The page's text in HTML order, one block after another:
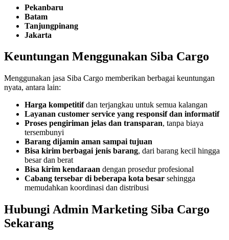
Pekanbaru
Batam
Tanjungpinang
Jakarta
Keuntungan Menggunakan Siba Cargo
Menggunakan jasa Siba Cargo memberikan berbagai keuntungan
nyata, antara lain:
Harga kompetitifdan terjangkau untuk semua kalangan
Layanan customer service yang responsif dan informatif
Proses pengiriman jelas dan transparan, tanpa biaya
tersembunyi
Barang dijamin aman sampai tujuan
Bisa kirim berbagai jenis barang, dari barang kecil hingga
besar dan berat
Bisa kirim kendaraan dengan prosedur profesional
Cabang tersebar di beberapa kota besar sehingga
memudahkan koordinasi dan distribusi
Hubungi Admin Marketing Siba Cargo
Sekarang